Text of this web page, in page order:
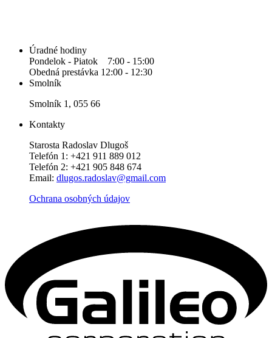
Úradné hodiny
Pondelok - Piatok 7:00 - 15:00
Obedná prestávka 12:00 - 12:30
Smolník
Smolník 1, 055 66
Kontakty
Starosta Radoslav Dlugoš
Telefón 1: +421 911 889 012
Telefón 2: +421 905 848 674
Email: dlugos.radoslav@gmail.com
Ochrana osobných údajov